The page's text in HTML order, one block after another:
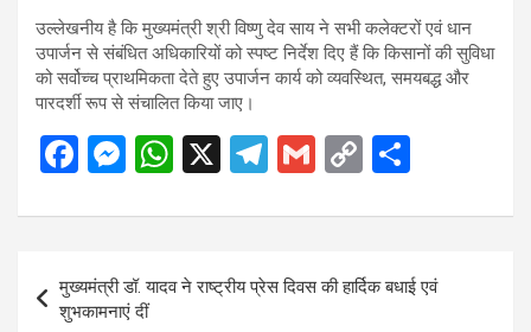
उल्लेखनीय है कि मुख्यमंत्री श्री विष्णु देव साय ने सभी कलेक्टरों एवं धान
उपार्जन से संबंधित अधिकारियों को स्पष्ट निर्देश दिए हैं कि किसानों की सुविधा
को सर्वोच्च प्राथमिकता देते हुए उपार्जन कार्य को व्यवस्थित, समयबद्ध और
पारदर्शी रूप से संचालित किया जाए।
F
ce
b
o
M
se
n
g
W
at
s
A
X
T
e
gr
a
G
ail
C
py
Li
n
ar
e
navigation
मुख्यमंत्री डॉ. यादव ने राष्ट्रीय प्रेस दिवस की हार्दिक बधाई एवं
शुभकामनाएं दीं